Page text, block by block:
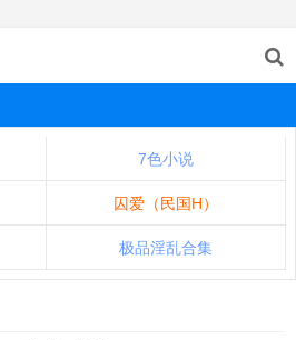
7色小说
囚爱（民国H）
极品淫乱合集